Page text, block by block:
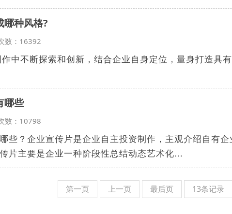
哪种风格?
数：16392
中不断探索和创新，结合企业自身定位，量身打造具
哪些
数：10798
些？企业宣传片是企业自主投资制作，主观介绍自有
片主要是企业一种阶段性总结动态艺术化...
第一页 上一页 最后页 13条记录